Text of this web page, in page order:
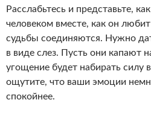
Расслабьтесь и представьте,
человеком вместе, как он
судьбы соединяются. Нужно
в виде слез. Пусть они капают
угощение будет набирать силу
ощутите, что ваши эмоции
спокойнее.